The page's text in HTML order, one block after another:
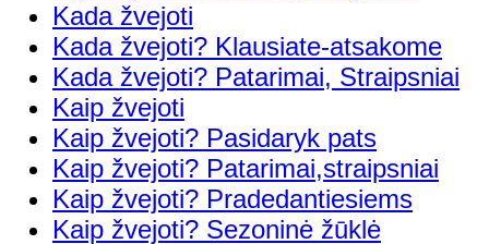
Kada žvejoti
Kada žvejoti? Klausiate-atsakome
Kada žvejoti? Patarimai, Straipsniai
Kaip žvejoti
Kaip žvejoti? Pasidaryk pats
Kaip žvejoti? Patarimai,straipsniai
Kaip žvejoti? Pradedantiesiems
Kaip žvejoti? Sezoninė žūklė